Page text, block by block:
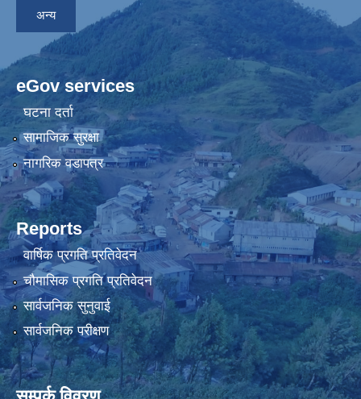
अन्य
eGov services
घटना दर्ता
सामाजिक सुरक्षा
नागरिक वडापत्र
Reports
वार्षिक प्रगति प्रतिवेदन
चौमासिक प्रगति प्रतिवेदन
सार्वजनिक सुनुवाई
सार्वजनिक परीक्षण